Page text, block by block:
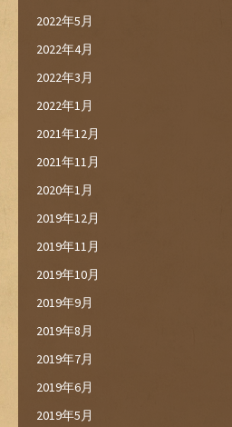
2022年5月
2022年4月
2022年3月
2022年1月
2021年12月
2021年11月
2020年1月
2019年12月
2019年11月
2019年10月
2019年9月
2019年8月
2019年7月
2019年6月
2019年5月